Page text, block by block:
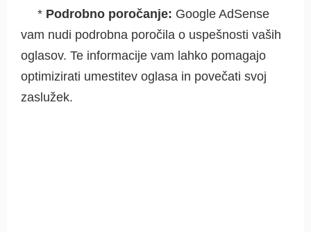
* Podrobno poročanje: Google AdSense
vam nudi podrobna poročila o uspešnosti vaših
oglasov. Te informacije vam lahko pomagajo
optimizirati umestitev oglasa in povečati svoj
zaslužek.